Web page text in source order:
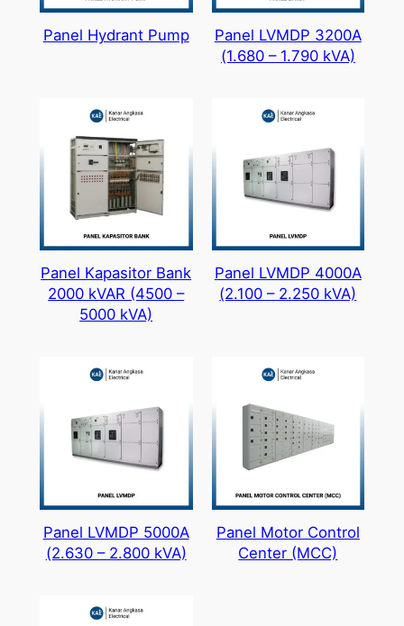
Panel Hydrant Pump
Panel LVMDP 3200A
(1.680 – 1.790 kVA)
Panel Kapasitor Bank
2000 kVAR (4500 –
5000 kVA)
Panel LVMDP 4000A
(2.100 – 2.250 kVA)
Panel LVMDP 5000A
(2.630 – 2.800 kVA)
Panel Motor Control
Center (MCC)